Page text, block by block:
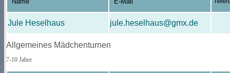
Jule Heselhaus jule.heselhaus@gmx.de
Allgemeines Mädchenturnen
7-10 Jahre